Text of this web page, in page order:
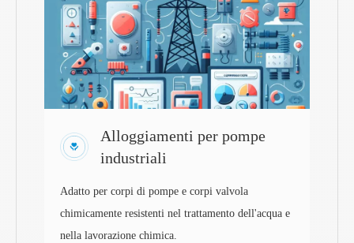
Alloggiamenti per pompe
industriali
Adatto per corpi di pompe e corpi valvola
chimicamente resistenti nel trattamento dell'acqua e
nella lavorazione chimica.